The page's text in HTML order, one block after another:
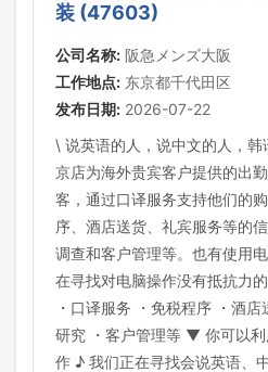
装 (47603)
公司名称: 阪急メンズ大阪
工作地点: 东京都千代田区
发布日期: 2026-07-22
\ 说英语的人，说中文的人，
京店为海外贵宾客户提供的出
客，通过口译服务支持他们的
序、酒店送货、礼宾服务等的
调查和客户管理等。也有使用
在寻找对电脑操作没有抵抗力
・口译服务 ・免税程序 ・酒
研究 ・客户管理等 ▼ 你可以
作 ♪ 我们正在寻找会说英语、